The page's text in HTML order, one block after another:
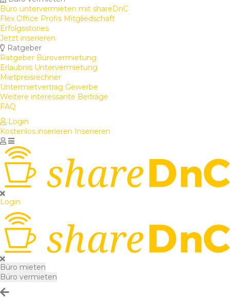
Büro untervermieten mit shareDnC
Flex Office Profis Mitgliedschaft
Erfolgsstories
Jetzt inserieren
Ratgeber
Ratgeber Bürovermietung
Erlaubnis Untervermietung
Mietpreisrechner
Untermietvertrag Gewerbe
Weitere interessante Beiträge
FAQ
Login
Kostenlos inserieren Inserieren
Login
Büro mieten
Büro vermieten